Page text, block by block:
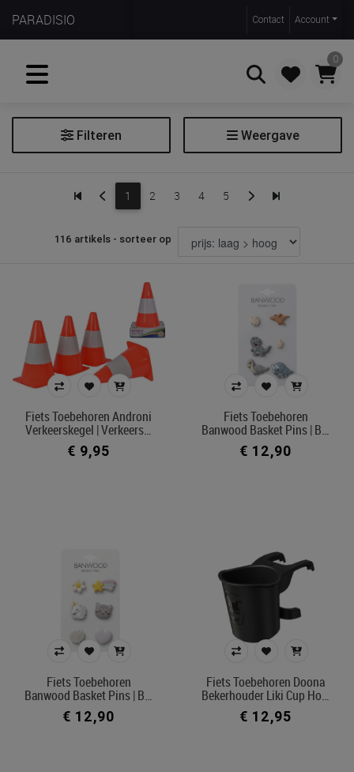
PARADISIO Contact Account
0
Zoeken
Filteren Weergave
Merk
Kleur
In voorraad
Ecocheque artikelen
1 2 3 4 5
116 artikels - sorteer op
Fiets Toebehoren Androni
Verkeerskegel | Verkeers…
€ 9,95
Fiets Toebehoren
Banwood Basket Pins | B…
€ 12,90
Fiets Toebehoren
Banwood Basket Pins | B…
€ 12,90
Fiets Toebehoren Doona
Bekerhouder Liki Cup Ho…
€ 12,95